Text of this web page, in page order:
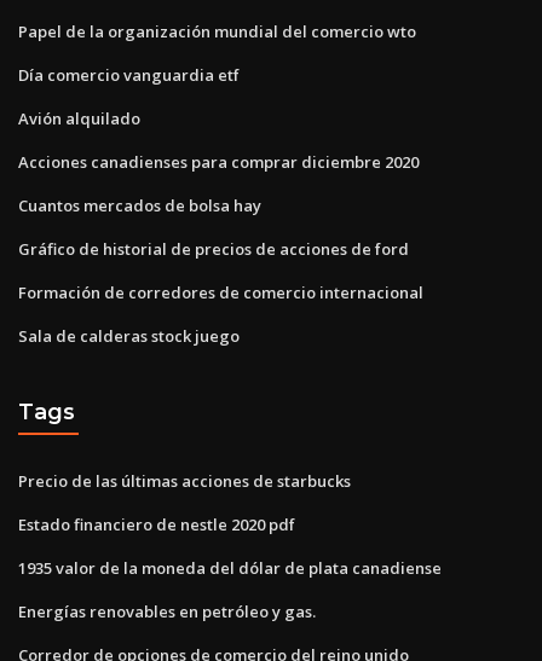
Papel de la organización mundial del comercio wto
Día comercio vanguardia etf
Avión alquilado
Acciones canadienses para comprar diciembre 2020
Cuantos mercados de bolsa hay
Gráfico de historial de precios de acciones de ford
Formación de corredores de comercio internacional
Sala de calderas stock juego
Tags
Precio de las últimas acciones de starbucks
Estado financiero de nestle 2020 pdf
1935 valor de la moneda del dólar de plata canadiense
Energías renovables en petróleo y gas.
Corredor de opciones de comercio del reino unido